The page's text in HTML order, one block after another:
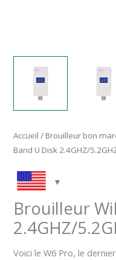
Accueil / Brouilleur bon
Band U Disk 2.4GHZ/
Brouilleur
2.4GHZ/
Voici le W6 Pro, le